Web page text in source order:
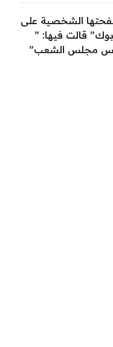
الشخصية على
قالت فيها: ”
مجلس الشعب”